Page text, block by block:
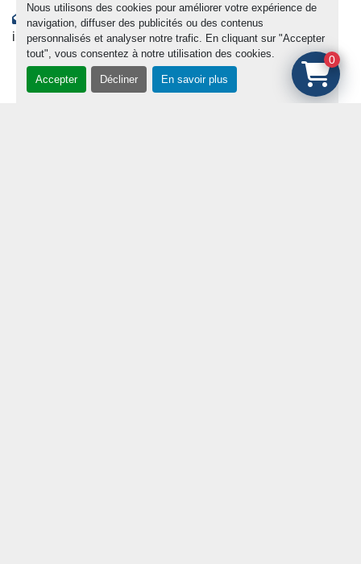
Nous utilisons des cookies pour améliorer votre expérience de
navigation, diffuser des publicités ou des contenus
personnalisés et analyser notre trafic. En cliquant sur "Accepter
tout", vous consentez à notre utilisation des cookies.
Accepter Décliner En savoir plus
Adresse e-mail:
info@medical.fr
0